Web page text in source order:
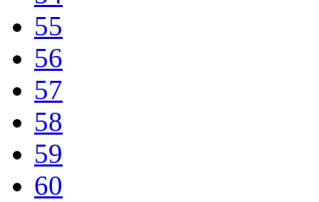
55
56
57
58
59
60